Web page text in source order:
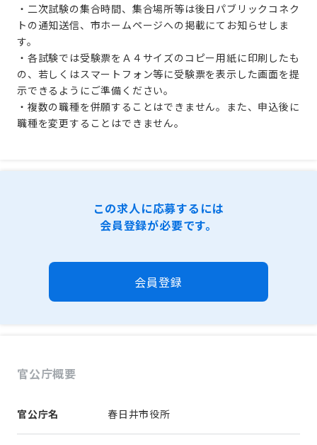
・二次試験の集合時間、集合場所等は後日パブリックコネク
トの通知送信、市ホームページへの掲載にてお知らせしま
す。
・各試験では受験票をＡ４サイズのコピー用紙に印刷したも
の、若しくはスマートフォン等に受験票を表示した画面を提
示できるようにご準備ください。
・複数の職種を併願することはできません。また、申込後に
職種を変更することはできません。
この求人に応募するには
会員登録が必要です。
会員登録
官公庁概要
官公庁名 春日井市役所